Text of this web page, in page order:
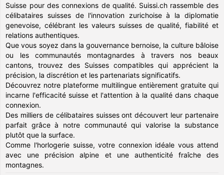
Suisse pour des connexions de qualité. Suissi.ch rassemble des
célibataires suisses de l'innovation zurichoise à la diplomatie
genevoise, célébrant les valeurs suisses de qualité, fiabilité et
relations authentiques.
Que vous soyez dans la gouvernance bernoise, la culture bâloise
ou les communautés montagnardes à travers nos beaux
cantons, trouvez des Suisses compatibles qui apprécient la
précision, la discrétion et les partenariats significatifs.
Découvrez notre plateforme multilingue entièrement gratuite qui
incarne l'efficacité suisse et l'attention à la qualité dans chaque
connexion.
Des milliers de célibataires suisses ont découvert leur partenaire
parfait grâce à notre communauté qui valorise la substance
plutôt que la surface.
Comme l'horlogerie suisse, votre connexion idéale vous attend
avec une précision alpine et une authenticité fraîche des
montagnes.